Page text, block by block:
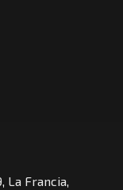
La Francia,